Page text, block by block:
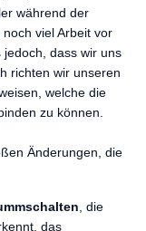
während der
viel Arbeit vor
dass wir uns
richten wir unseren
welche die
zu können.
Änderungen, die
, die
das